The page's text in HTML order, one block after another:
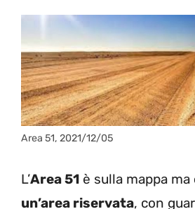
Area 51, 2021/12/05
L’Area 51 è sulla mappa
un’area riservata, con